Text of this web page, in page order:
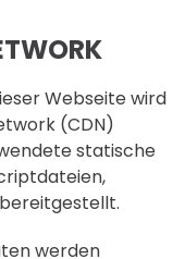
Webseite wird
(CDN)
statische
werden